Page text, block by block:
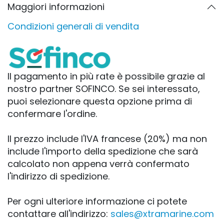
Maggiori informazioni
Condizioni generali di vendita
Il pagamento in più rate è possibile grazie al
nostro partner SOFINCO. Se sei interessato,
puoi selezionare questa opzione prima di
confermare l'ordine.
Il prezzo include l'IVA francese (20%) ma non
include l'importo della spedizione che sarà
calcolato non appena verrà confermato
l'indirizzo di spedizione.
Per ogni ulteriore informazione ci potete
contattare all'indirizzo: sales@xtramarine.com